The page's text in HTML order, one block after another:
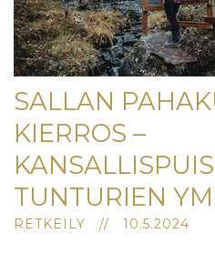
SALLAN
KIERROS –
TUNTURIEN
RETKEILY // 10.5.2024